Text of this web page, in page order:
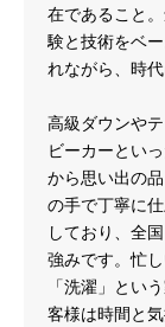
在であること
験と技術をベ
れながら、時
高級ダウンや
ビーカーとい
から思い出の
の手で丁寧に
しており、全
強みです。忙
「洗濯」とい
客様は時間と